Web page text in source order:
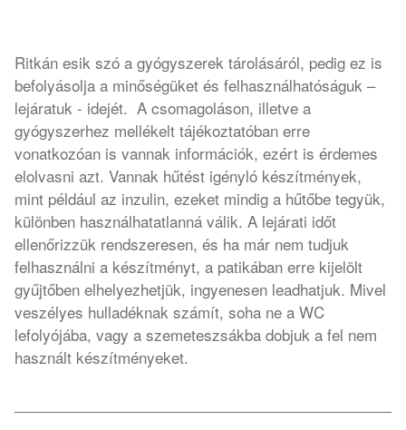
Ritkán esik szó a gyógyszerek tárolásáról, pedig ez is
befolyásolja a minőségüket és felhasználhatóságuk –
lejáratuk - idejét. A csomagoláson, illetve a
gyógyszerhez mellékelt tájékoztatóban erre
vonatkozóan is vannak információk, ezért is érdemes
elolvasni azt. Vannak hűtést igényló készítmények,
mint például az inzulin, ezeket mindig a hűtőbe tegyük,
különben használhatatlanná válik. A lejárati időt
ellenőrizzük rendszeresen, és ha már nem tudjuk
felhasználni a készítményt, a patikában erre kijelölt
gyűjtőben elhelyezhetjük, ingyenesen leadhatjuk. Mivel
veszélyes hulladéknak számít, soha ne a WC
lefolyójába, vagy a szemeteszsákba dobjuk a fel nem
használt készítményeket.